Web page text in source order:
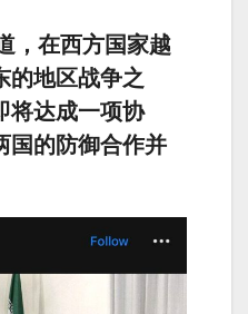
，在西方国家越
的地区战争之
将达成一项协
国的防御合作并